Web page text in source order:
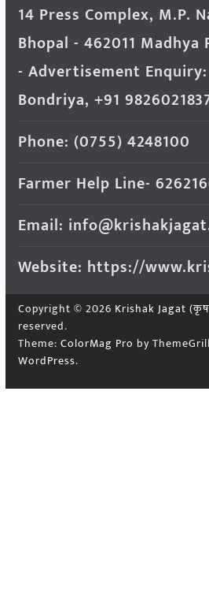
14 Press Complex, M.P.
Bhopal - 462011 Madhya
- Advertisement
Bondriya, +91
Phone: (0755) 4248100
Farmer Help Line-
Email:
Website: https://
Copyright © 2026 Krishak Jagat
reserved.
Theme: ColorMag Pro by
WordPress.